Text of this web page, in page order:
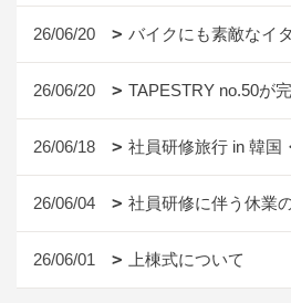
26/06/20 バイクにも素敵なイ
26/06/20 TAPESTRY no.50が
26/06/18 社員研修旅行 in 韓国
26/06/04 社員研修に伴う休業
26/06/01 上棟式について